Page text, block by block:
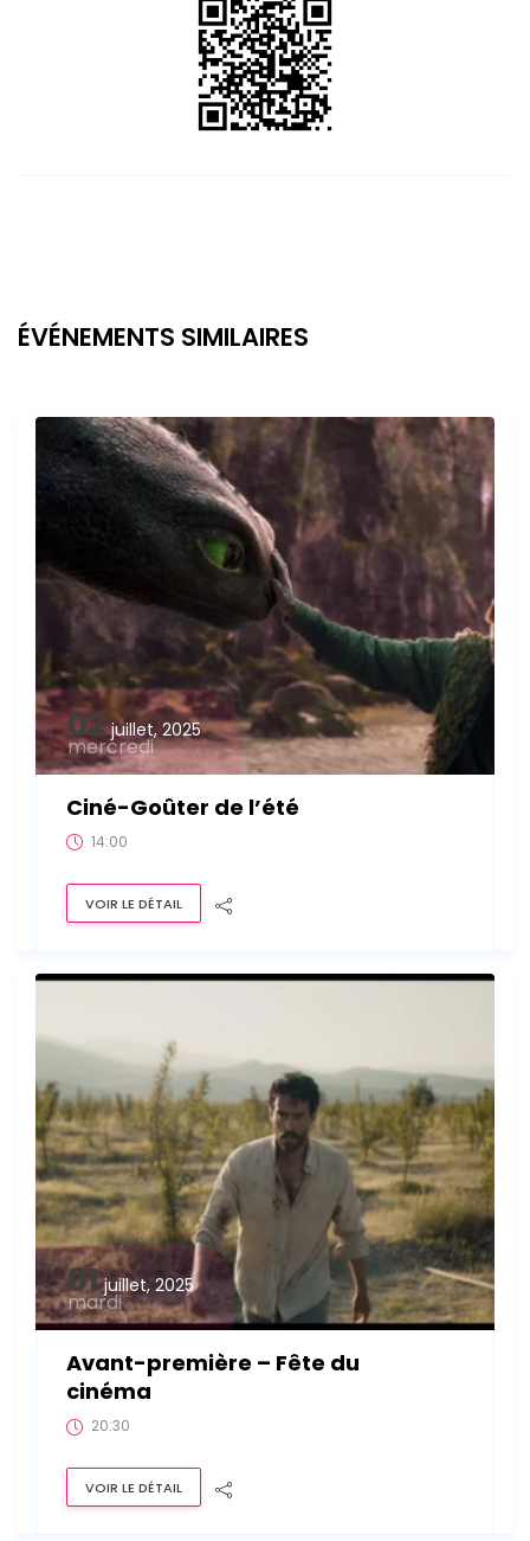
ÉVÉNEMENTS SIMILAIRES
02 juillet, 2025
mercredi
Ciné-Goûter de l’été
14:00
VOIR LE DÉTAIL
01 juillet, 2025
mardi
Avant-première – Fête du
cinéma
20:30
VOIR LE DÉTAIL